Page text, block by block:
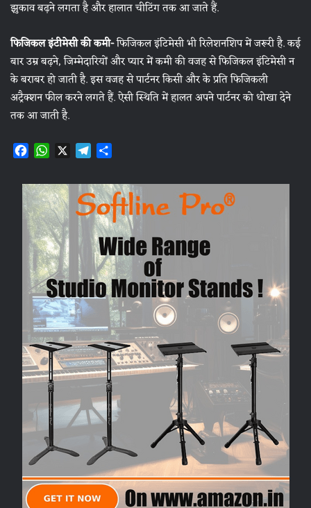
झुकाव बढ़ने लगता है और हालात चीटिंग तक आ जाते हैं.
फिजिकल इंटीमेसी की कमी-फिजिकल इंटिमेसी भी रिलेशनशिप में जरूरी है. कई
बार उम्र बढ़ने, जिम्मेदारियों और प्यार में कमी की वजह से फिजिकल इंटिमेसी न
के बराबर हो जाती है. इस वजह से पार्टनर किसी और के प्रति फिजिकली
अट्रैक्शन फील करने लगते हैं. ऐसी स्थिति में हालत अपने पार्टनर को धोखा देने
तक आ जाती है.
F
c
e
b
o
o
k
W
a
t
s
A
p
p
X T
l
e
g
r
a
m
a
r
e